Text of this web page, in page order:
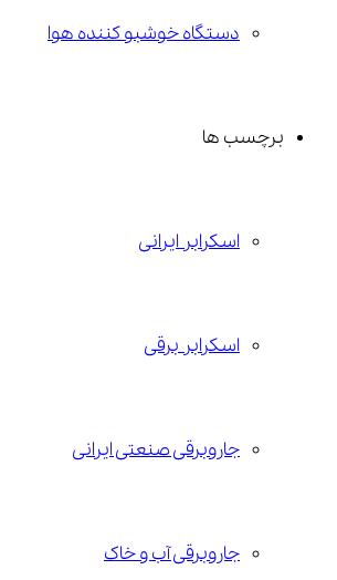
دستگاه خوشبو کننده هوا
برچسب ها
اسکرابر ایرانی
اسکرابر برقی
جاروبرقی صنعتی ایرانی
جاروبرقی آب و خاک